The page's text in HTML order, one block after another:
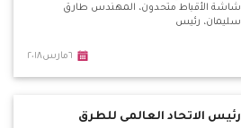
شاشة الأقباط متحدون، المهندس طارق
سليمان، رئيس
٦مارس٢٠١٨
رئيس الاتحاد العالمى للطرق